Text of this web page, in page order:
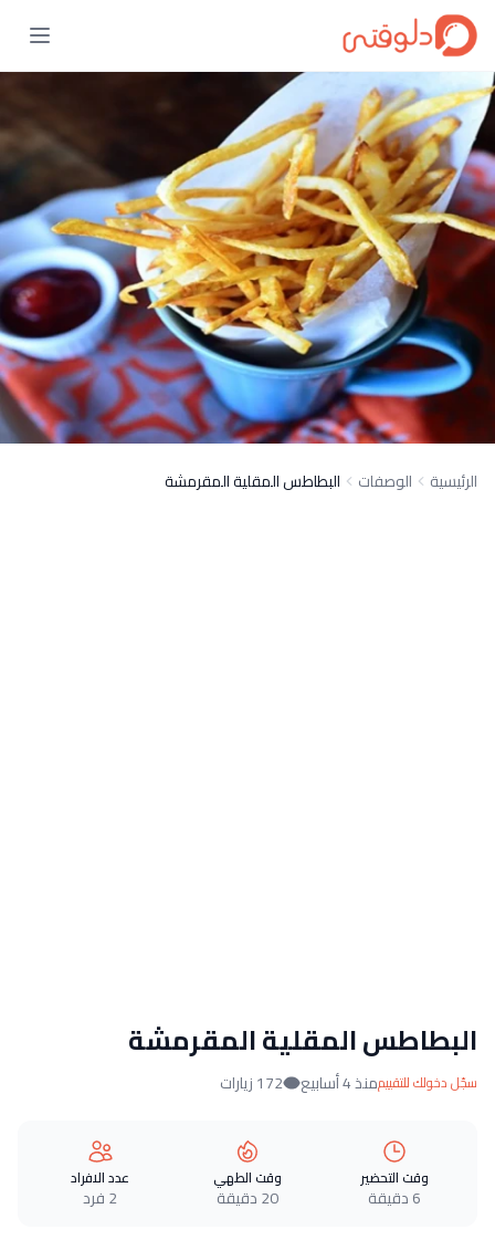
الرئيسية الوصفات البطاطس المقلية المقرمشة
البطاطس المقلية المقرمشة
سجّل دخولك للتقييممنذ 4 أسابيع 172 زيارات
وقت التحضير
6 دقيقة
وقت الطهي
20 دقيقة
عدد الافراد
2 فرد